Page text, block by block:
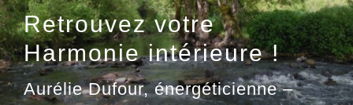
Retrouvez votre
Harmonie intérieure !
Aurélie Dufour, énergéticienne –